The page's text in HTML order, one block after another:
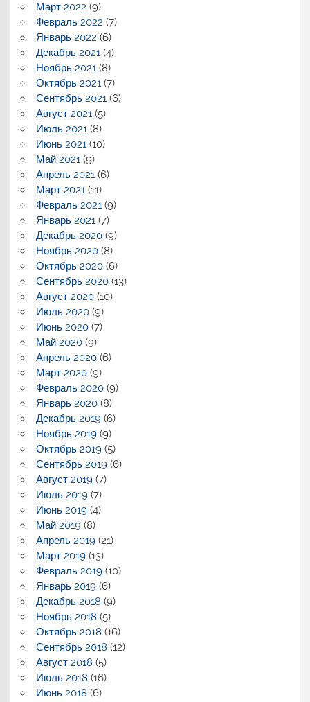
Март 2022 (9)
Февраль 2022 (7)
Январь 2022 (6)
Декабрь 2021(4)
Ноябрь 2021(8)
Октябрь 2021(7)
Сентябрь 2021(6)
Август 2021(5)
Июль 2021(8)
Июнь 2021(10)
Май 2021(9)
Апрель 2021(6)
Март 2021(11)
Февраль 2021(9)
Январь 2021(7)
Декабрь 2020(9)
Ноябрь 2020(8)
Октябрь 2020(6)
Сентябрь 2020(13)
Август 2020(10)
Июль 2020(9)
Июнь 2020(7)
Май 2020(9)
Апрель 2020(6)
Март 2020(9)
Февраль 2020(9)
Январь 2020(8)
Декабрь 2019(6)
Ноябрь 2019(9)
Октябрь 2019(5)
Сентябрь 2019(6)
Август 2019(7)
Июль 2019(7)
Июнь 2019(4)
Май 2019(8)
Апрель 2019(21)
Март 2019(13)
Февраль 2019(10)
Январь 2019(6)
Декабрь 2018 (9)
Ноябрь 2018 (5)
Октябрь 2018 (16)
Сентябрь 2018 (12)
Август 2018 (5)
Июль 2018 (16)
Июнь 2018 (6)